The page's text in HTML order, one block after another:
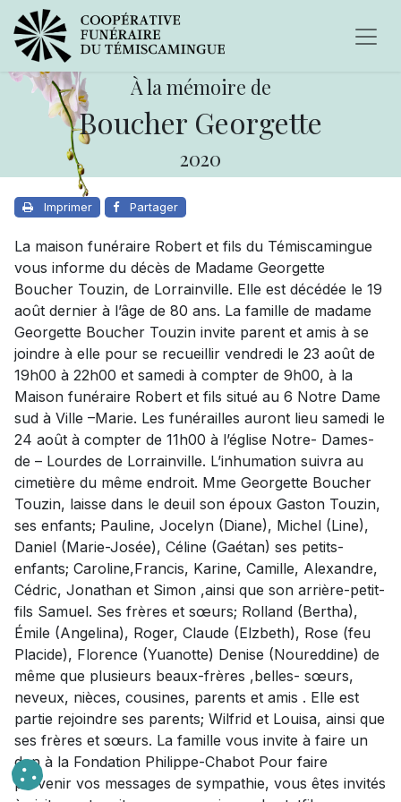
À la mémoire de
Boucher Georgette
2020
Imprimer Partager
La maison funéraire Robert et fils du Témiscamingue
vous informe du décès de Madame Georgette
Boucher Touzin, de Lorrainville. Elle est décédée le 19
août dernier à l’âge de 80 ans. La famille de madame
Georgette Boucher Touzin invite parent et amis à se
joindre à elle pour se recueillir vendredi le 23 août de
19h00 à 22h00 et samedi à compter de 9h00, à la
Maison funéraire Robert et fils situé au 6 Notre Dame
sud à Ville –Marie. Les funérailles auront lieu samedi le
24 août à compter de 11h00 à l’église Notre- Dames-
de – Lourdes de Lorrainville. L’inhumation suivra au
cimetière du même endroit. Mme Georgette Boucher
Touzin, laisse dans le deuil son époux Gaston Touzin,
ses enfants; Pauline, Jocelyn (Diane), Michel (Line),
Daniel (Marie-Josée), Céline (Gaétan) ses petits-
enfants; Caroline,Francis, Karine, Camille, Alexandre,
Cédric, Jonathan et Simon ,ainsi que son arrière-petit-
fils Samuel. Ses frères et sœurs; Rolland (Bertha),
Émile (Angelina), Roger, Claude (Elzbeth), Rose (feu
Placide), Florence (Yuanotte) Denise (Noureddine) de
même que plusieurs beaux-frères ,belles- sœurs,
neveux, nièces, cousines, parents et amis . Elle est
partie rejoindre ses parents; Wilfrid et Louisa, ainsi que
ses frères et sœurs. La famille vous invite à faire un
don à la Fondation Philippe-Chabot Pour faire
parvenir vos messages de sympathie, vous êtes invités